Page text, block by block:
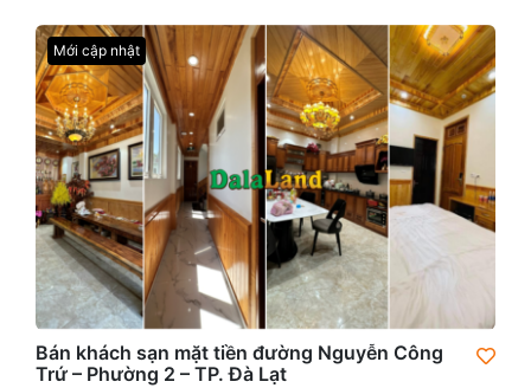
Mới cập nhật
Bán khách sạn mặt tiền đường Nguyễn Công
Trứ – Phường 2 – TP. Đà Lạt